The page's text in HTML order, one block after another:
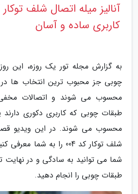
کاربری ساده و آسان
به گزارش مجله تور یک روزه، این
چوبی جز محبوب ترین انتخاب ها در
محسوب می شوند و اتصالات
طبقات چوبی که کاربری دکوری دارند
محسوب می شوند. در این ویدیو
شلف توکار کد 004 را به
شما می توانید به سادگی و در
طبقات چوبی را انجام دهید.